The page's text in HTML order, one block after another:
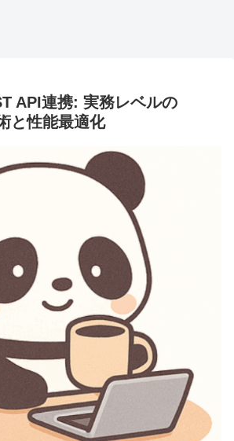
API連携: 実務レベルの
と性能最適化